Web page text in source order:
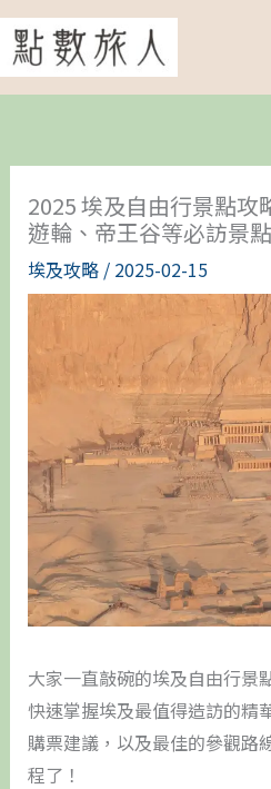
跳
至
主
2025 埃及自由行景點攻
遊輪、帝王谷等必訪景點
埃及攻略/ 2025-02-15
大家一直敲碗的埃及自由行景
快速掌握埃及最值得造訪的精
購票建議，以及最佳的參觀路
程了！